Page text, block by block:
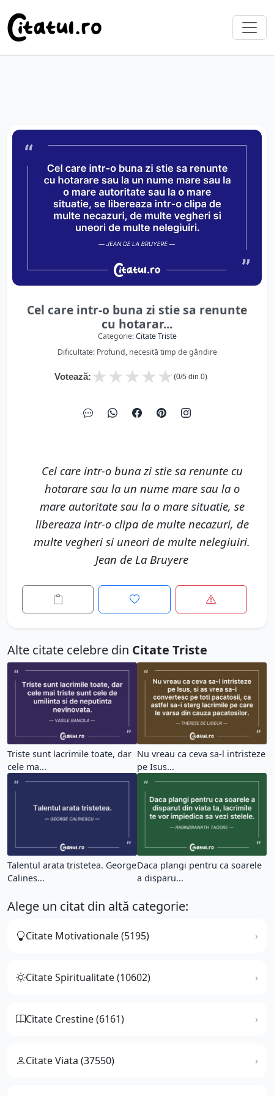
Cel care intr-o buna zi stie sa renunte
cu hotarar...
Categorie:Citate Triste
Dificultate: Profund, necesită timp de gândire
Votează: ★
★
★
★
★ (0/5 din 0)
Cel care intr-o buna zi stie sa renunte cu
hotarare sau la un nume mare sau la o
mare autoritate sau la o mare situatie, se
libereaza intr-o clipa de multe necazuri, de
multe vegheri si uneori de multe nelegiuiri.
Jean de La Bruyere
Alte citate celebre din Citate Triste
Triste sunt lacrimile toate, dar
cele ma...
Nu vreau ca ceva sa-l intristeze
pe Isus...
Talentul arata tristetea. George
Calines...
Daca plangi pentru ca soarele
a disparu...
Alege un citat din altă categorie:
Citate Motivationale (5195)
Citate Spiritualitate (10602)
Citate Crestine (6161)
Citate Viata (37550)